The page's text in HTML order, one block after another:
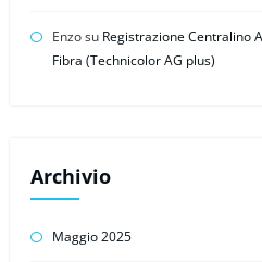
Enzosu Registrazione Centralino
Fibra (Technicolor AG plus)
Archivio
Maggio 2025